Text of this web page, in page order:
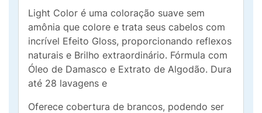
Light Color é uma coloração suave sem
amônia que colore e trata seus cabelos com
incrível Efeito Gloss, proporcionando reflexos
naturais e Brilho extraordinário. Fórmula com
Óleo de Damasco e Extrato de Algodão. Dura
até 28 lavagens e
Oferece cobertura de brancos, podendo ser